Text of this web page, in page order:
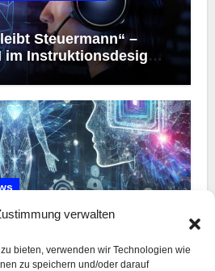
verwalten
bieten, verwenden wir Technologien wie
zu speichern und/oder darauf
Steuermann“ –
im Instruktionsdesign
Learning“
Frische Einblicke